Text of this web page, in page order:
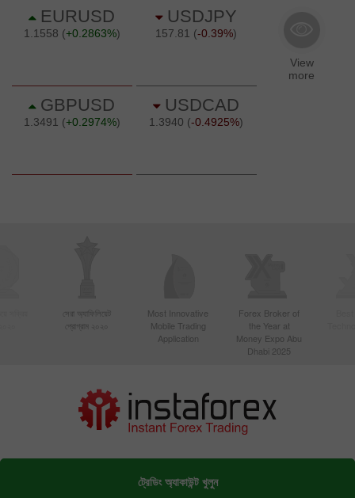
সেরা অ্যাফিলিয়েট
প্রোগ্রাম ২০২০
Most Innovative
Mobile Trading
Application
Forex Broker of
the Year at
Money Expo Abu
Dhabi 2025
ট্রেডিং অ্যাকাউন্ট খুলুন